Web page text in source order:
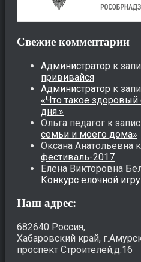
Свежие комментарии
Администратор к
прививайся
Администратор к
«Что такое
дня.»
Ольга педагог к
семьи и моего дома»
Оксана Анатольевна
фестиваль-2017
Елена Викторовна
Конкурс елочной
Наш адрес:
682640 Россия,
Хабаровский край,
проспект Строителей,д.16